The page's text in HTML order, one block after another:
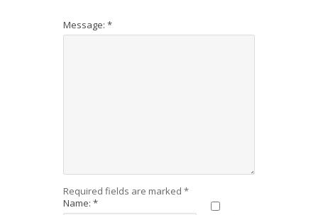
Message: *
Required fields are marked *
Name: *